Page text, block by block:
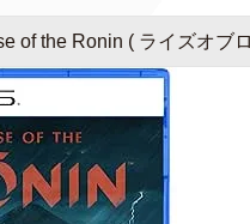
of the Ronin ( ライズオブ